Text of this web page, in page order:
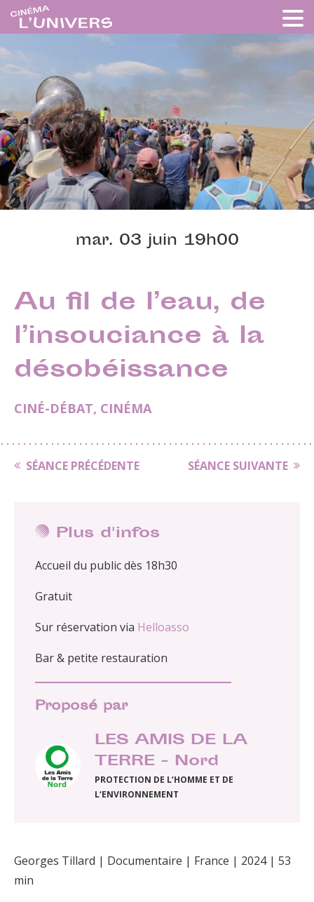
mar. 03 juin 19h00
Au fil de l’eau, de
l’insouciance à la
désobéissance
CINÉ-DÉBAT, CINÉMA
SÉANCE PRÉCÉDENTE SÉANCE SUIVANTE
Plus d'infos
Accueil du public dès 18h30
Gratuit
Sur réservation via Helloasso
Bar & petite restauration
Proposé par
LES AMIS DE LA
TERRE - Nord
PROTECTION DE L‘HOMME ET DE
L‘ENVIRONNEMENT
Georges Tillard | Documentaire | France | 2024 | 53
min